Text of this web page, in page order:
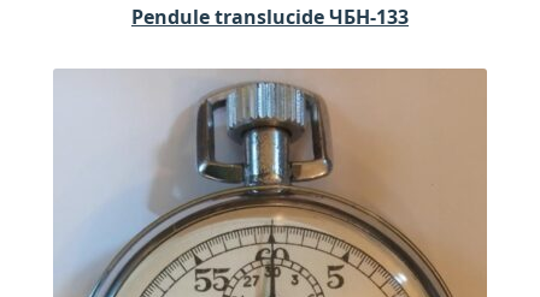
Pendule translucide ЧБН-133